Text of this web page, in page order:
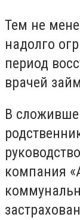
Тем не
надолго
период
врачей
В
компания